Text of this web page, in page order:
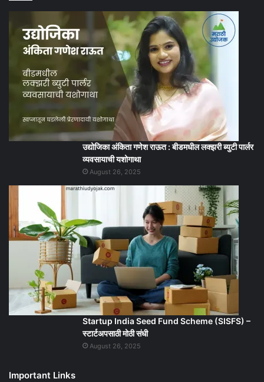
उद्योजिका अंकिता गणेश राऊत : बीडमधील लक्झरी ब्युटी पार्लर
व्यवसायाची यशोगाथा
August 26, 2025
Startup India Seed Fund Scheme (SISFS) –
स्टार्टअपसाठी मोठी संधी
August 26, 2025
Important Links